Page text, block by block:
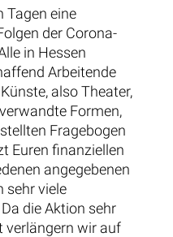
Tagen eine
der Corona-
in Hessen
Arbeitende
also Theater,
Formen,
Fragebogen
Euren finanziellen
angegebenen
sehr viele
die Aktion sehr
verlängern wir auf